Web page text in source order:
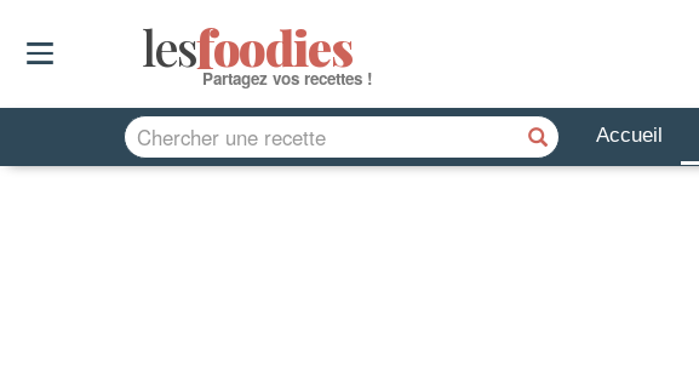
lesfoodies
Partagez vos recettes !
Accueil